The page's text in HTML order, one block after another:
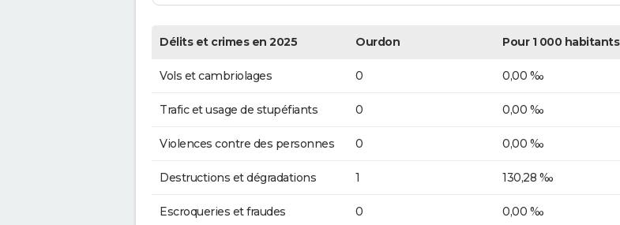
Délits et crimes en 2025 Ourdon Pour 1 000 habitants
Vols et cambriolages 0 0,00 ‰
Trafic et usage de stupéfiants 0 0,00 ‰
Violences contre des personnes 0 0,00 ‰
Destructions et dégradations 1 130,28 ‰
Escroqueries et fraudes 0 0,00 ‰